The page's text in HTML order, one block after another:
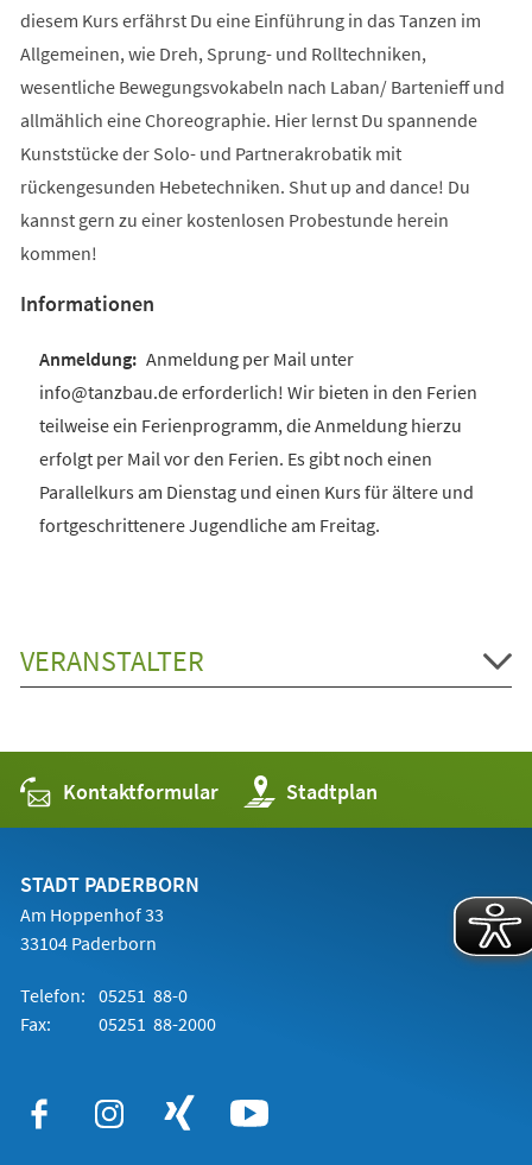
diesem Kurs erfährst Du eine Einführung in das Tanzen im
Allgemeinen, wie Dreh, Sprung- und Rolltechniken,
wesentliche Bewegungsvokabeln nach Laban/ Bartenieff und
allmählich eine Choreographie. Hier lernst Du spannende
Kunststücke der Solo- und Partnerakrobatik mit
rückengesunden Hebetechniken. Shut up and dance! Du
kannst gern zu einer kostenlosen Probestunde herein
kommen!
Informationen
Anmeldung per Mail unter
info@tanzbau.de erforderlich! Wir bieten in den Ferien
teilweise ein Ferienprogramm, die Anmeldung hierzu
erfolgt per Mail vor den Ferien. Es gibt noch einen
Parallelkurs am Dienstag und einen Kurs für ältere und
fortgeschrittenere Jugendliche am Freitag.
VERANSTALTER
Kontaktformular Stadtplan
(Öffnet
in
einem
STADT PADERBORN
Am Hoppenhof 33
33104 Paderborn
Telefon: 05251 88-0
Fax:
05251 88-2000